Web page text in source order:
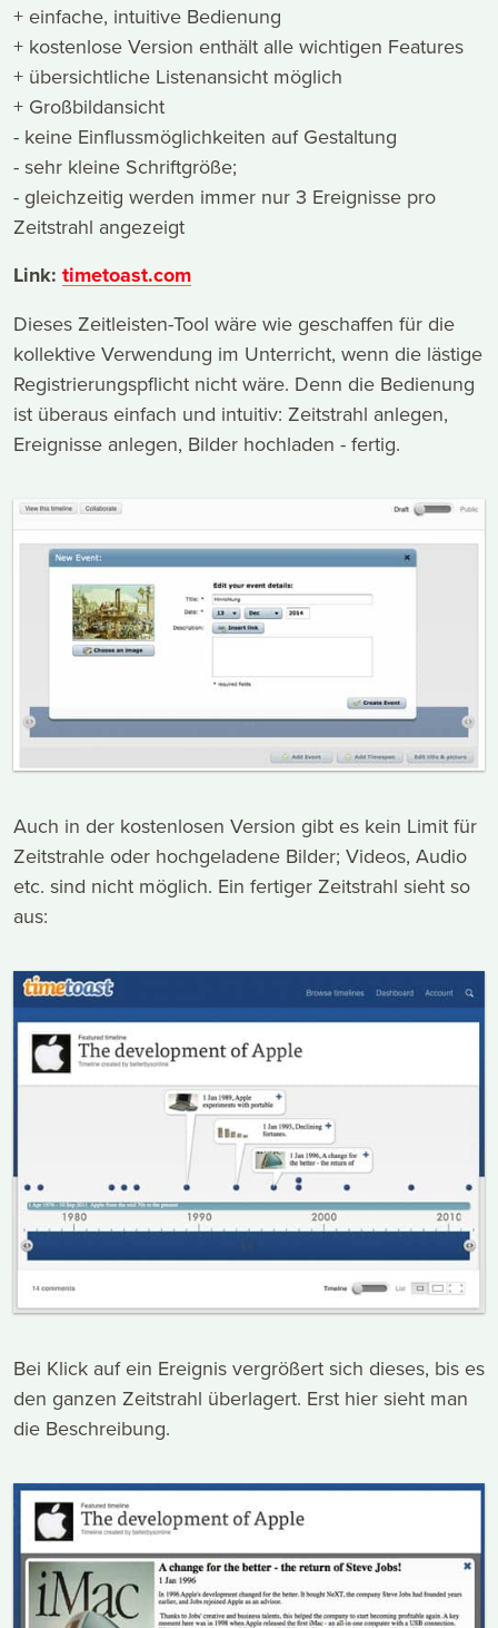
+ einfache, intuitive Bedienung
+ kostenlose Version enthält alle wichtigen Features
+ übersichtliche Listenansicht möglich
+ Großbildansicht
- keine Einflussmöglichkeiten auf Gestaltung
- sehr kleine Schriftgröße;
- gleichzeitig werden immer nur 3 Ereignisse pro
Zeitstrahl angezeigt
Link: timetoast.com
Dieses Zeitleisten-Tool wäre wie geschaffen für die
kollektive Verwendung im Unterricht, wenn die lästige
Registrierungspflicht nicht wäre. Denn die Bedienung
ist überaus einfach und intuitiv: Zeitstrahl anlegen,
Ereignisse anlegen, Bilder hochladen - fertig.
Auch in der kostenlosen Version gibt es kein Limit für
Zeitstrahle oder hochgeladene Bilder; Videos, Audio
etc. sind nicht möglich. Ein fertiger Zeitstrahl sieht so
aus:
Bei Klick auf ein Ereignis vergrößert sich dieses, bis es
den ganzen Zeitstrahl überlagert. Erst hier sieht man
die Beschreibung.